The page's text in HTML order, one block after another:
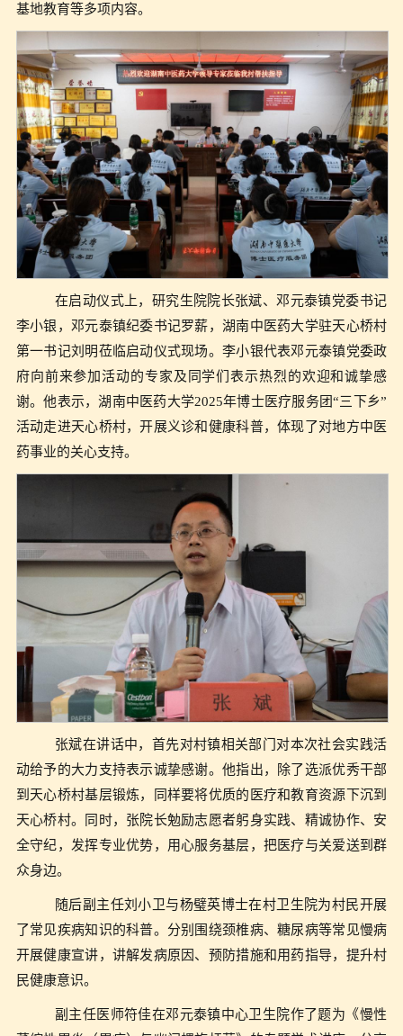
基地教育等多项内容。
在启动仪式上，研究生院院长张斌、邓元泰镇党委书记
李小银，邓元泰镇纪委书记罗薪，湖南中医药大学驻天心桥村
第一书记刘明莅临启动仪式现场。李小银代表邓元泰镇党委政
府向前来参加活动的专家及同学们表示热烈的欢迎和诚挚感
谢。他表示，湖南中医药大学2025年博士医疗服务团“三下乡”
活动走进天心桥村，开展义诊和健康科普，体现了对地方中医
药事业的关心支持。
张斌在讲话中，首先对村镇相关部门对本次社会实践活
动给予的大力支持表示诚挚感谢。他指出，除了选派优秀干部
到天心桥村基层锻炼，同样要将优质的医疗和教育资源下沉到
天心桥村。同时，张院长勉励志愿者躬身实践、精诚协作、安
全守纪，发挥专业优势，用心服务基层，把医疗与关爱送到群
众身边。
随后副主任刘小卫与杨璧英博士在村卫生院为村民开展
了常见疾病知识的科普。分别围绕颈椎病、糖尿病等常见慢病
开展健康宣讲，讲解发病原因、预防措施和用药指导，提升村
民健康意识。
副主任医师符佳在邓元泰镇中心卫生院作了题为《慢性